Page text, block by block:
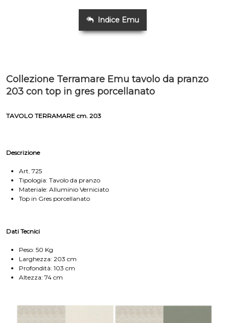
Indice Emu
Collezione Terramare Emu tavolo da pranzo
203 con top in gres porcellanato
TAVOLO TERRAMARE cm. 203
Descrizione
Art. 725
Tipologia: Tavolo da pranzo
Materiale: Alluminio Verniciato
Top in Gres porcellanato
Dati Tecnici
Peso: 50 Kg
Larghezza: 203 cm
Profondità: 103 cm
Altezza: 74 cm